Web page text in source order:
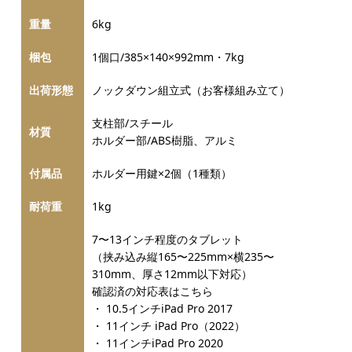
重量 6kg
梱包 1個口/385×140×992mm・7kg
出荷形態 ノックダウン組立式（お客様組み立て）
材質
支柱部/スチール
ホルダー部/ABS樹脂、アルミ
付属品 ホルダー用鍵×2個（1種類）
耐荷重 1kg
7〜13インチ程度のタブレット
（挟み込み縦165〜225mm×横235〜
310mm、厚さ12mm以下対応）
確認済の対応表はこちら
・ 10.5インチiPad Pro 2017
・ 11インチ iPad Pro（2022）
・ 11インチiPad Pro 2020